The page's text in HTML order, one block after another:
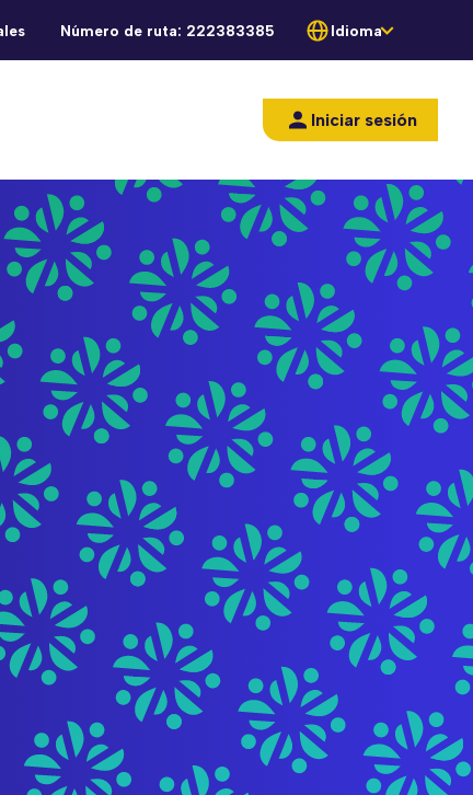
Número de ruta: 222383385 Idioma
Iniciar sesión